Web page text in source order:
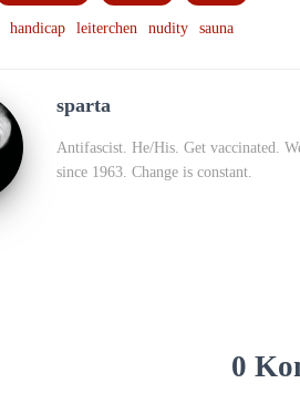
handicap leiterchen nudity sauna
sparta
Antifascist. He/His. Get vaccinated.
since 1963. Change is constant.
0